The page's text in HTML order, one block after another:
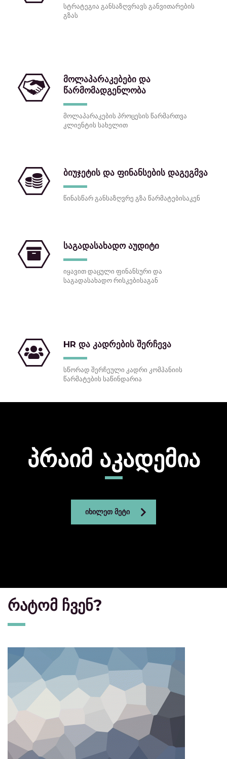
სტრატეგია განსაზღვრავს განვითარების
გზას
მოლაპარაკებები და
წარმომადგენლობა
მოლაპარაკების პროცესის წარმართვა
კლიენტის სახელით
ბიუჯეტის და ფინანსების დაგეგმვა
წინასწარ განსაზღვრე გზა წარმატებისაკენ
საგადასახადო აუდიტი
იყავით დაცული ფინანსური და
საგადასახადო რისკებისაგან
HR და კადრების შერჩევა
სწორად შერჩეული კადრი კომპანიის
წარმატების საწინდარია
პრაიმ აკადემია
ᲘᲮᲘᲚᲔᲗ ᲛᲔᲢᲘ
რატომ ჩვენ?